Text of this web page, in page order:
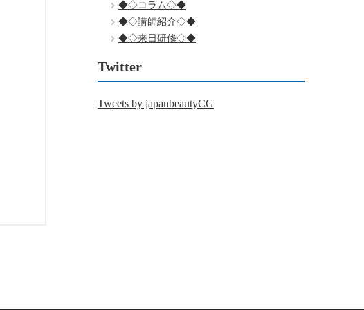
◆◇コラム◇◆
◆◇講師紹介◇◆
◆◇来日研修◇◆
Twitter
Tweets by japanbeautyCG